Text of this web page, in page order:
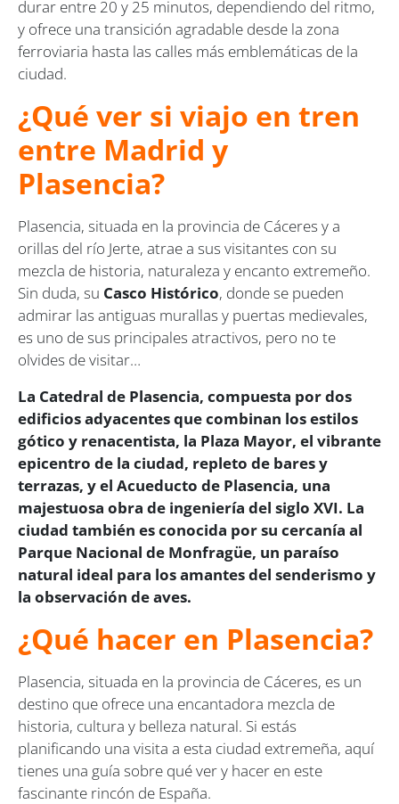
durar entre 20 y 25 minutos, dependiendo del ritmo,
y ofrece una transición agradable desde la zona
ferroviaria hasta las calles más emblemáticas de la
ciudad.
¿Qué ver si viajo en tren
entre Madrid y
Plasencia?
Plasencia, situada en la provincia de Cáceres y a
orillas del río Jerte, atrae a sus visitantes con su
mezcla de historia, naturaleza y encanto extremeño.
Sin duda, su Casco Histórico, donde se pueden
admirar las antiguas murallas y puertas medievales,
es uno de sus principales atractivos, pero no te
olvides de visitar…
La Catedral de Plasencia, compuesta por dos
edificios adyacentes que combinan los estilos
gótico y renacentista, la Plaza Mayor, el vibrante
epicentro de la ciudad, repleto de bares y
terrazas, y el Acueducto de Plasencia, una
majestuosa obra de ingeniería del siglo XVI. La
ciudad también es conocida por su cercanía al
Parque Nacional de Monfragüe, un paraíso
natural ideal para los amantes del senderismo y
la observación de aves.
¿Qué hacer en Plasencia?
Plasencia, situada en la provincia de Cáceres, es un
destino que ofrece una encantadora mezcla de
historia, cultura y belleza natural. Si estás
planificando una visita a esta ciudad extremeña, aquí
tienes una guía sobre qué ver y hacer en este
fascinante rincón de España.